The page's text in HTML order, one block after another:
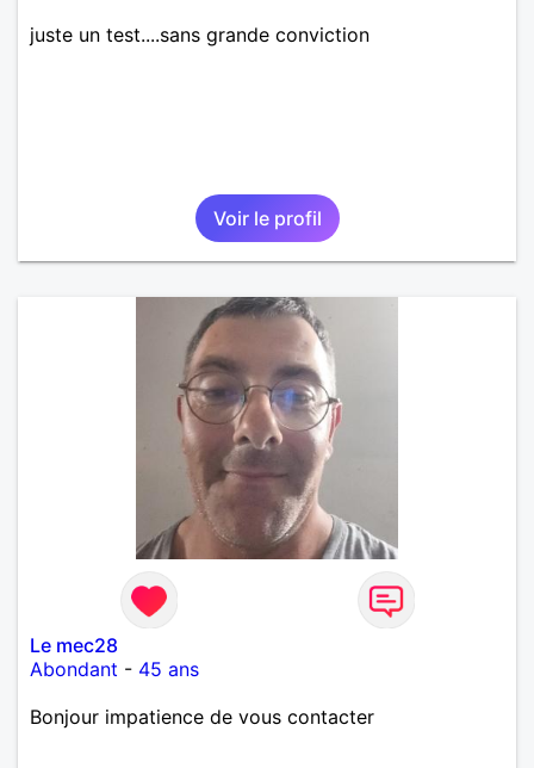
juste un test....sans grande conviction
Voir le profil
Le mec28
Abondant - 45 ans
Bonjour impatience de vous contacter